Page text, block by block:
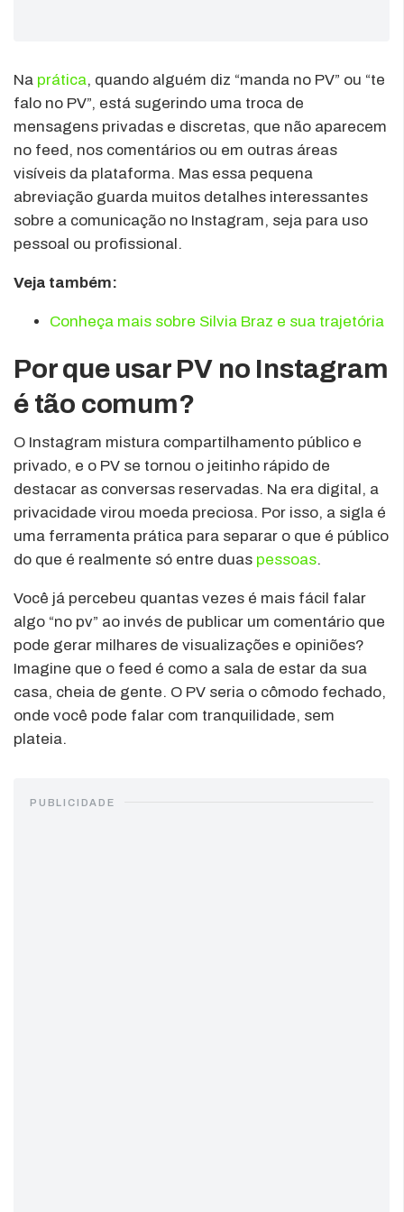
Na prática, quando alguém diz “manda no PV” ou “te
falo no PV”, está sugerindo uma troca de
mensagens privadas e discretas, que não aparecem
no feed, nos comentários ou em outras áreas
visíveis da plataforma. Mas essa pequena
abreviação guarda muitos detalhes interessantes
sobre a comunicação no Instagram, seja para uso
pessoal ou profissional.
Veja também:
Conheça mais sobre Silvia Braz e sua trajetória
Por que usar PV no Instagram
é tão comum?
O Instagram mistura compartilhamento público e
privado, e o PV se tornou o jeitinho rápido de
destacar as conversas reservadas. Na era digital, a
privacidade virou moeda preciosa. Por isso, a sigla é
uma ferramenta prática para separar o que é público
do que é realmente só entre duas pessoas.
Você já percebeu quantas vezes é mais fácil falar
algo “no pv” ao invés de publicar um comentário que
pode gerar milhares de visualizações e opiniões?
Imagine que o feed é como a sala de estar da sua
casa, cheia de gente. O PV seria o cômodo fechado,
onde você pode falar com tranquilidade, sem
plateia.
PUBLICIDADE